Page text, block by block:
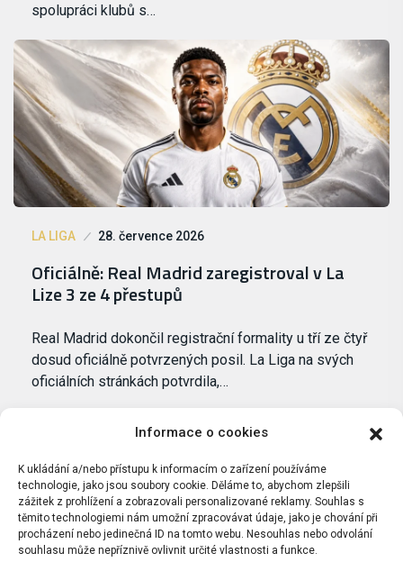
Informace o cookies
K ukládání a/nebo přístupu k informacím o zařízení používáme
technologie, jako jsou soubory cookie. Děláme to, abychom zlepšili
zážitek z prohlížení a zobrazovali personalizované reklamy. Souhlas s
těmito technologiemi nám umožní zpracovávat údaje, jako je chování při
procházení nebo jedinečná ID na tomto webu. Nesouhlas nebo odvolání
souhlasu může nepříznivě ovlivnit určité vlastnosti a funkce.
spolupráci klubů s…
LA LIGA 28. července 2026
Oficiálně: Real Madrid zaregistroval v La
Lize 3 ze 4 přestupů
Real Madrid dokončil registrační formality u tří ze čtyř
dosud oficiálně potvrzených posil. La Liga na svých
oficiálních stránkách potvrdila,…